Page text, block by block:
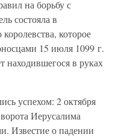
на борьбу с
состояла в
которое
15 июля 1099 г.
находившегося в руках
успехом: 2 октября
Иерусалима
Известие о падении